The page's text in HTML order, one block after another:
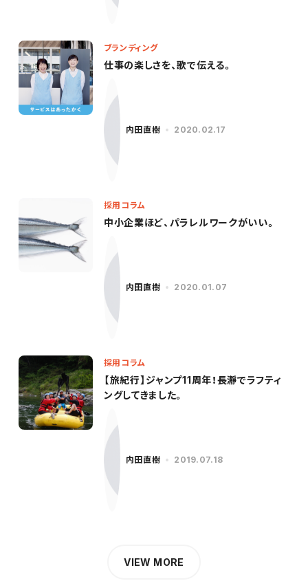
ブランディング
仕事の楽しさを、歌で伝える。
内田直樹 2020.02.17
採用コラム
中小企業ほど、パラレルワークがいい。
内田直樹 2020.01.07
採用コラム
【旅紀行】ジャンプ11周年！長瀞でラフティ
ングしてきました。
内田直樹 2019.07.18
VIEW MORE